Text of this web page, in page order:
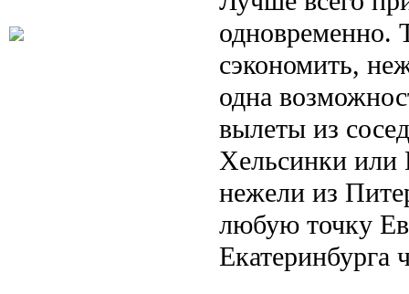
одновременно.
сэкономить,
одна
вылеты из
Хельсинки или
нежели из
любую точку
Екатеринбурга